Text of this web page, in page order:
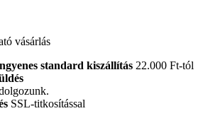
vásárlás
standard kiszállítás 22.000 Ft-tól
SSL-titkosítással